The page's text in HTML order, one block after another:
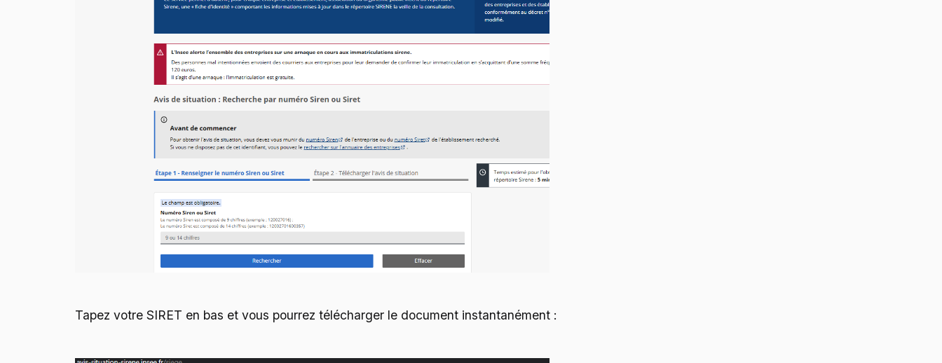
Tapez votre SIRET en bas et vous pourrez télécharger le document instantanément :